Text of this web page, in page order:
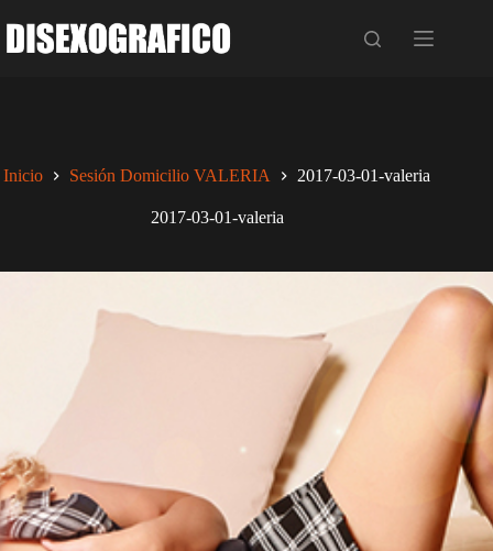
al
contenido
Inicio Sesión Domicilio VALERIA 2017-03-01-valeria
2017-03-01-valeria